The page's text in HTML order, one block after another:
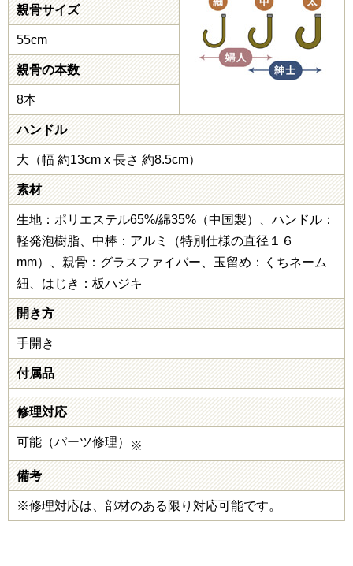
親骨サイズ
55cm
親骨の本数
8本
ハンドル
大（幅 約13cm x 長さ 約8.5cm）
素材
生地：ポリエステル65%/綿35%（中国製）、ハンドル：
軽発泡樹脂、中棒：アルミ（特別仕様の直径１６
mm）、親骨：グラスファイバー、玉留め：くちネーム
紐、はじき：板ハジキ
開き方
手開き
付属品
修理対応
可能（パーツ修理） ※
備考
※修理対応は、部材のある限り対応可能です。